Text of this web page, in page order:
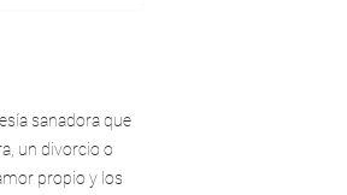
sanadora que
un divorcio o
propio y los